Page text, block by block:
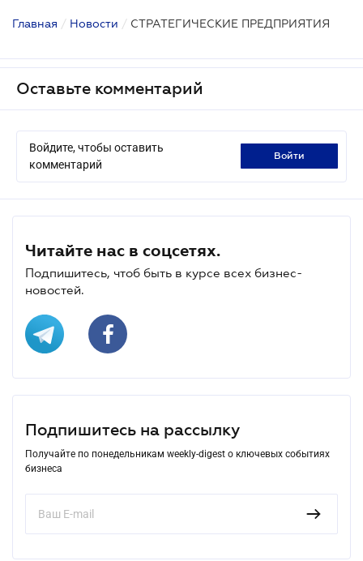
Главная / Новости / СТРАТЕГИЧЕСКИЕ ПРЕДПРИЯТИЯ
Оставьте комментарий
Войдите, чтобы оставить
комментарий
войти
Читайте нас в соцсетях.
Подпишитесь, чтоб быть в курсе всех бизнес-
новостей.
Подпишитесь на рассылку
Получайте по понедельникам weekly-digest о ключевых событиях
бизнеса